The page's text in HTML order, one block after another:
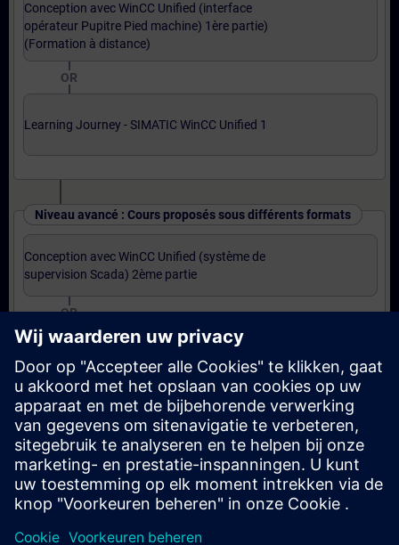
Conception avec WinCC Unified (interface
opérateur Pupitre Pied machine) 1ère partie)
(Formation à distance)
OR
Learning Journey - SIMATIC WinCC Unified 1
Niveau avancé : Cours proposés sous différents formats
Conception avec WinCC Unified (système de
supervision Scada) 2ème partie
OR
Conception avec WinCC Unified (système de
supervision Scada) 2ème partie (Formation à
distance)
OR
Base JavaScript pour WinCC Unified (Formation à
distance)